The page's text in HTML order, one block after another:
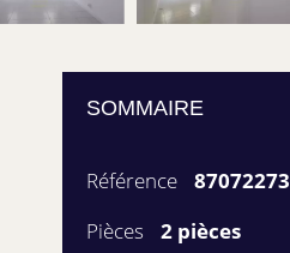
SOMMAIRE
Référence
87072273
Pièces
2 pièces